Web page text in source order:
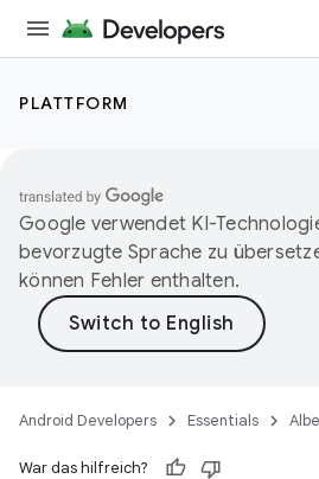
PLATTFORM
Google verwendet KI-
bevorzugte Sprache zu
können Fehler enthalten.
Android Developers Essentials
War das hilfreich?